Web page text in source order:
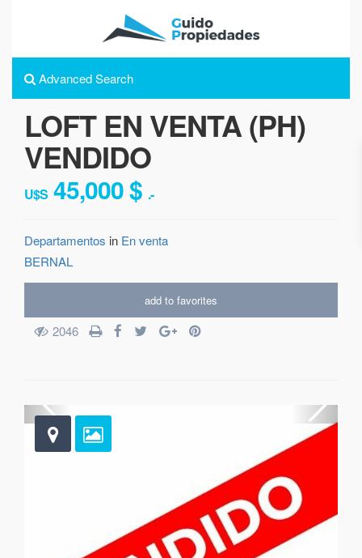
Advanced Search
LOFT EN VENTA (PH)
VENDIDO
U$S 45,000 $ .-
Departamentos in En venta
BERNAL
add to favorites
2046